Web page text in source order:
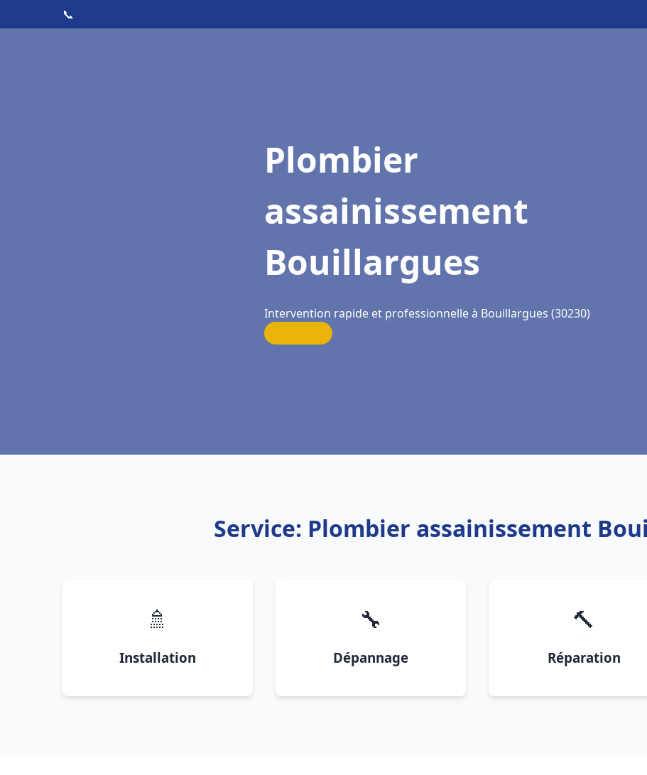
📞
Plombier
assainissement
Bouillargues
Intervention rapide et professionnelle à Bouillargues (30230)
Service: Plombier assainissement
🚿
Installation
🔧
Dépannage
🔨
Réparation